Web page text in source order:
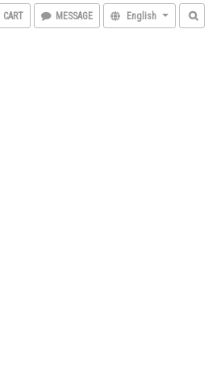
CART MESSAGE English